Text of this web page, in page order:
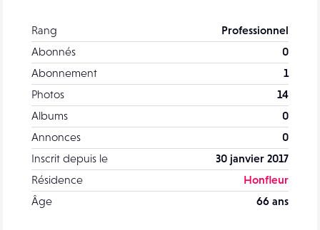
Rang
Professionnel
Abonnés
0
Abonnement
1
Photos
14
Albums
0
Annonces
0
Inscrit depuis le
30 janvier 2017
Résidence
Honfleur
Âge
66 ans